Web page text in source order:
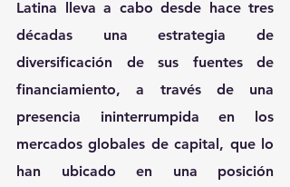
Latina lleva a cabo desde hace tres
décadas una estrategia de
diversificación de sus fuentes de
presencia ininterrumpida en los
mercados globales de capital , que lo
han ubicado en una posición